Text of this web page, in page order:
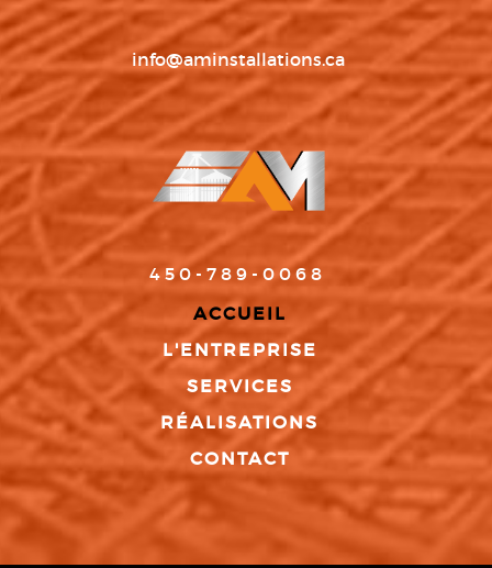
info@aminstallations.ca
450-789-0068
ACCUEIL
L'ENTREPRISE
SERVICES
RÉALISATIONS
CONTACT